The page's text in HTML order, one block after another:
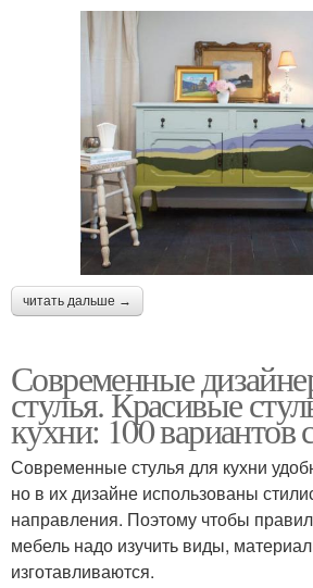
читать дальше →
Современные
стулья. Красивые
кухни: 100 вариантов
Современные стулья для кухни
но в их дизайне использованы
направления. Поэтому чтобы
мебель надо изучить виды,
изготавливаются.